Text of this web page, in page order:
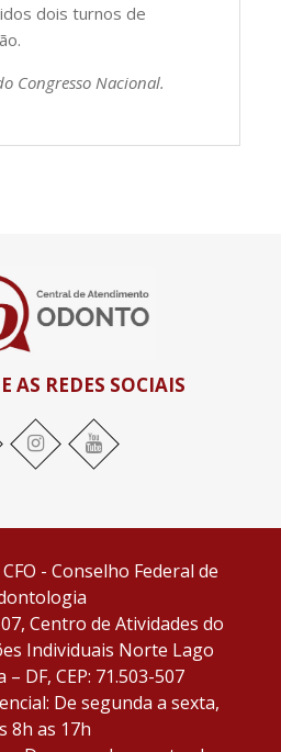
dois turnos de
Congresso Nacional.
AS REDES SOCIAIS
- Conselho Federal de
Centro de Atividades do
Individuais Norte Lago
DF, CEP: 71.503-507
De segunda a sexta,
8h as 17h